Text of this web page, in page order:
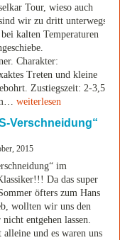
Tour, wieso auch
wir zu dritt unterwegs
kalten Temperaturen
Charakter:
Treten und kleine
Zustiegszeit: 2-3,5
weiterlesen
Verschneidung“
2015
im
Da das super
öfters zum Hans
wollten wir uns den
entgehen lassen.
und es waren uns